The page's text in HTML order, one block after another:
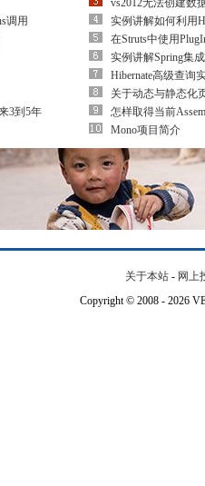
调用
3到5年
vs2012无法创建数
实例讲解如何利用
在Struts中使用
实例讲解Spring集
Hibernate高级查询
关于动态与静态化
怎样取得当前
Mono项目简介
关于本站 - 网上
Copyright © 2008 - 2026